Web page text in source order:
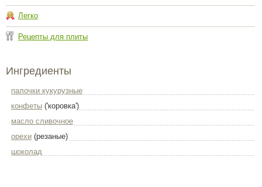
Легко
Рецепты для плиты
Ингредиенты
палочки кукурузные
конфеты ('коровка')
масло сливочное
орехи (резаные)
шоколад